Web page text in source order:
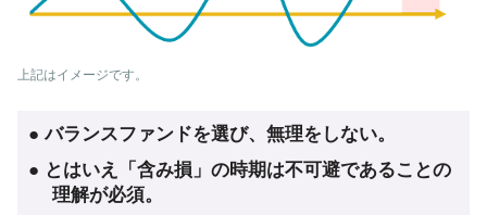
上記はイメージです。
●バランスファンドを選び、無理をしない。
● とはいえ「含み損」の時期は不可避であることの
理解が必須。